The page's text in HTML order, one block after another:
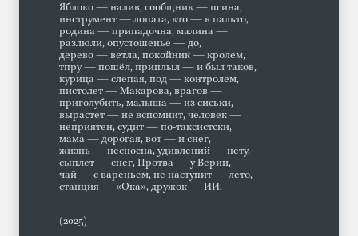
Яблоко — налив, сообщник — псина,
инструмент — лопата, кто — в пальто,
родина — припадочна, малина —
разлюли, опустошенье — до,
дерево — ветла, покойник — кролем,
тпру — пошёл, приплыл — и был таков,
курица — слепая, под — контролем,
пистолет — Макарова, врагов —
приголубить, малыша — из сиськи,
вырастет — не вспомнит, человек —
неприятен, судит — по-таксистски,
мама — дорогая, вот — и снег,
жизнь — несносна, удивлений — нету,
сыплет — снег, Протва — у Верии,
чай — с вареньем, не наступит — лето,
станция — «Ока», дружок — ИИ.
(2025)